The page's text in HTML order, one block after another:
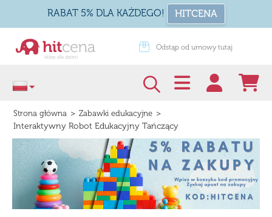
RABAT 5% DLA KAŻDEGO! HITCENA
od umowy tutaj Zapakuj na prezent
Strona główna > Zabawki edukacyjne >
Interaktywny Robot Edukacyjny Tańczący